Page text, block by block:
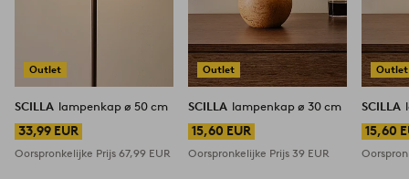
Outlet
SCILLA lampenkap ø 50 cm
33,99 EUR
Oorspronkelijke Prijs 67,99 EUR
Outlet
SCILLA lampenkap ø 30 cm
15,60 EUR
Oorspronkelijke Prijs39 EUR
Outlet
SCILLA
15,60